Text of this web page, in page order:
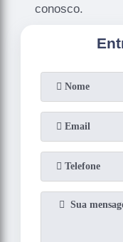
conosco.